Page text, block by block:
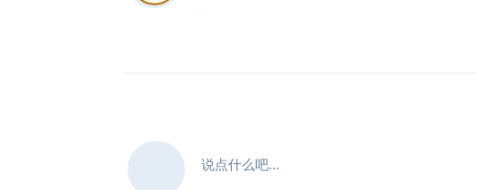
说点什么吧...